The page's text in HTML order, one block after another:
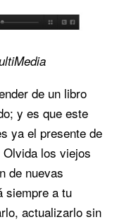
de un libro
y es que este
ya el presente de
los viejos
de nuevas
siempre a tu
actualizarlo sin